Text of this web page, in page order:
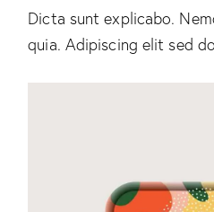
Dicta sunt explicabo.
quia. Adipiscing elit sed